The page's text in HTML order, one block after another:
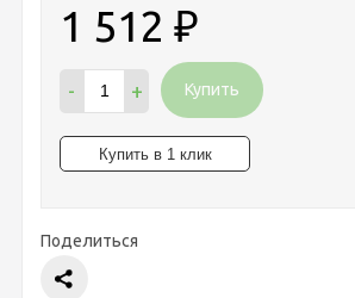
1 512 ₽
- + Купить
Поделиться